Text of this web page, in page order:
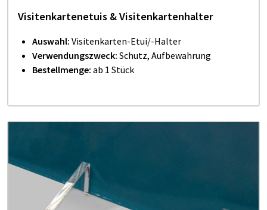
Visitenkartenetuis & Visitenkartenhalter
Auswahl: Visitenkarten-Etui/-Halter
Verwendungszweck: Schutz, Aufbewahrung
Bestellmenge: ab 1 Stück